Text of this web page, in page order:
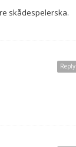
skådespelerska.
Reply